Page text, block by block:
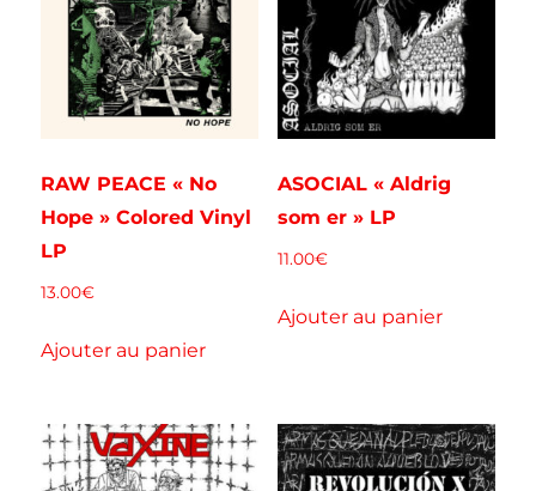
RAW PEACE « No
Hope » Colored Vinyl
LP
13.00€
Ajouter au panier
ASOCIAL « Aldrig
som er » LP
11.00€
Ajouter au panier